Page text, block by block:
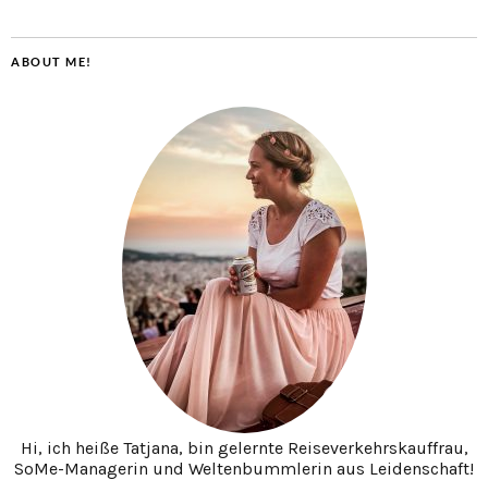
ABOUT ME!
Hi, ich heiße Tatjana, bin gelernte Reiseverkehrskauffrau,
SoMe-Managerin und Weltenbummlerin aus Leidenschaft!